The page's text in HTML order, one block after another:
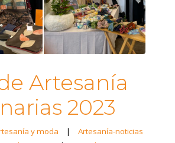
Artesanía
2023
y moda |
Artesanía-noticias